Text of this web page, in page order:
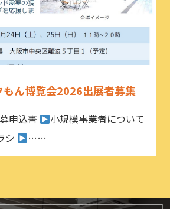
もん博覧会2026出展者募集
申込書
小規模事業者について
シ
……